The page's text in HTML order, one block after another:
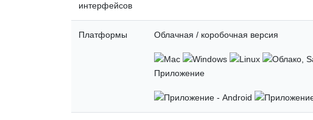
интерфейсов
Платформы Облачная / коробочная версия
Приложение